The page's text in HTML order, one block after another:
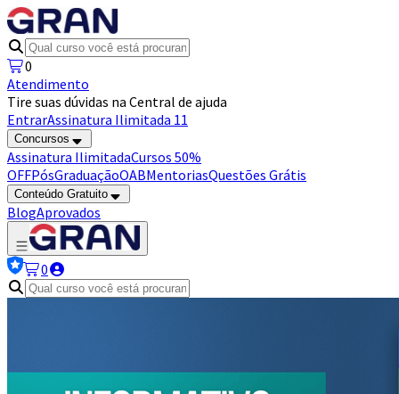
0
Atendimento
Tire suas dúvidas na Central de ajuda
EntrarAssinatura Ilimitada 11
Concursos
Assinatura IlimitadaCursos 50%
OFFPósGraduaçãoOABMentoriasQuestões Grátis
Conteúdo Gratuito
BlogAprovados
0